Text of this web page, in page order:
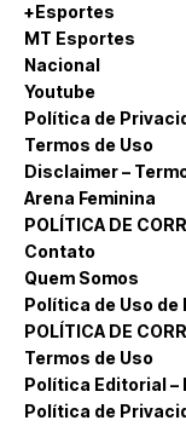
+Esportes
MT Esportes
Nacional
Youtube
Política de
Termos de Uso
Disclaimer –
Arena Feminina
POLÍTICA DE
Contato
Quem Somos
Política de Uso
POLÍTICA DE
Termos de Uso
Política Editorial –
Política de